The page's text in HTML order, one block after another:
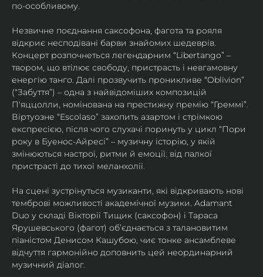
по-особливому.
Незвичне поєднання саксофона, фагота та рояля
відкриє несподівані барви знайомих шедеврів.
Концерт розпочнеться легендарним “Libertango” –
твором, що втілює свободу, пристрасть і невгамовну
енергію танго. Далі прозвучить проникливе “Oblivion”
(“Забуття”) – одна з найвідоміших композицій
П'яццолли, номінована на престижну премію “Греммі”.
Віртуозне “Escolaso” захопить азартом і стрімкою
експресією, після чого слухачі поринуть у цикл “Пори
року в Буенос-Айресі” – музичну історію, у якій
змінюються настрої, ритми й емоції: від палкої
пристрасті до тихої меланхолії.
На сцені зустрінуться музиканти, які відкривають нові
темброві можливості академічної музики. Adamant
Duo у складі Вікторії Тищик (саксофон) і Тараса
Ярушевського (фагот) об’єднається з талановитим
піаністом Денисом Кашубою, чиє тонке ансамблеве
відчуття гармонійно доповнить цей неординарний
музичний діалог.